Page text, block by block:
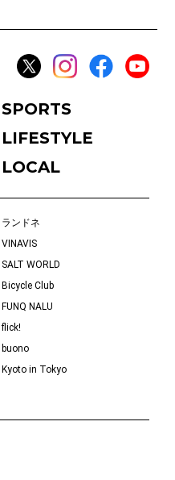
SPORTS
LIFESTYLE
LOCAL
ランドネ
VINAVIS
SALT WORLD
Bicycle Club
FUNQ NALU
flick!
buono
Kyoto in Tokyo